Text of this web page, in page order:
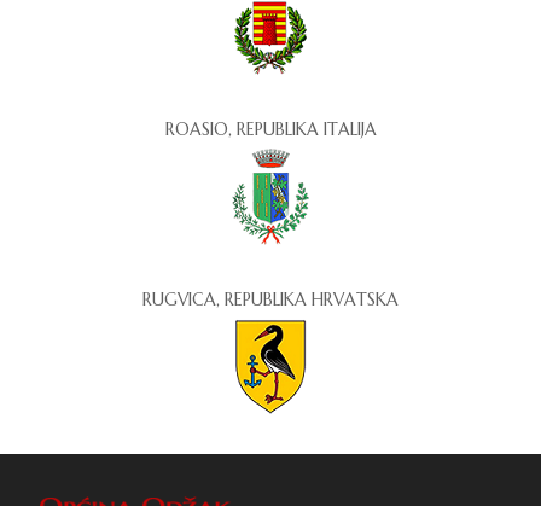
ROASIO, REPUBLIKA ITALIJA
RUGVICA, REPUBLIKA HRVATSKA